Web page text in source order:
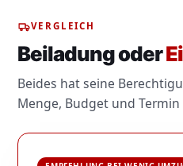
VERGLEICH
Beiladung oder
Beides hat seine
Menge, Budget und Termin